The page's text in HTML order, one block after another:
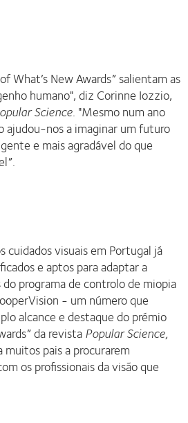
What’s New Awards” salientam as
humano", diz Corinne Iozzio,
Science. "Mesmo num ano
nos a imaginar um futuro
e mais agradável do que
visuais em Portugal já
e aptos para adaptar a
programa de controlo de miopia
- um número que
alcance e destaque do prémio
da revistaPopular Science,
pais a procurarem
os profissionais da visão que